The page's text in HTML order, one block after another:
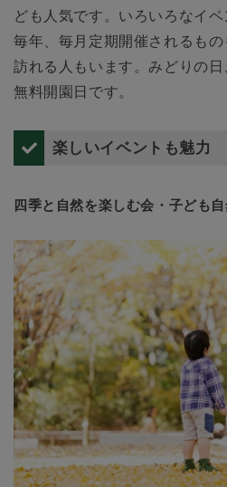
ども人気です。いろいろなイベ
毎年、毎月定期開催されるも
訪れる人もいます。みどりの
無料開園日です。
楽しいイベントも魅力
四季と自然を楽しむ会・子ども